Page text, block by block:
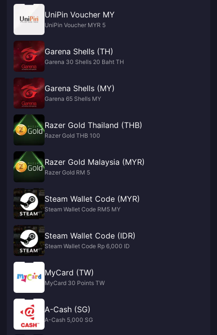
UniPin Voucher MY
UniPin Voucher MYR 5
Garena Shells (TH)
Garena 30 Shells 20 Baht TH
Garena Shells (MY)
Garena 65 Shells MY
Razer Gold Thailand (THB)
Razer Gold THB 100
Razer Gold Malaysia (MYR)
Razer Gold RM 5
Steam Wallet Code (MYR)
Steam Wallet Code RM5 MY
Steam Wallet Code (IDR)
Steam Wallet Code Rp 6,000 ID
MyCard (TW)
MyCard 30 Points TW
A-Cash (SG)
A-Cash 5,000 SG